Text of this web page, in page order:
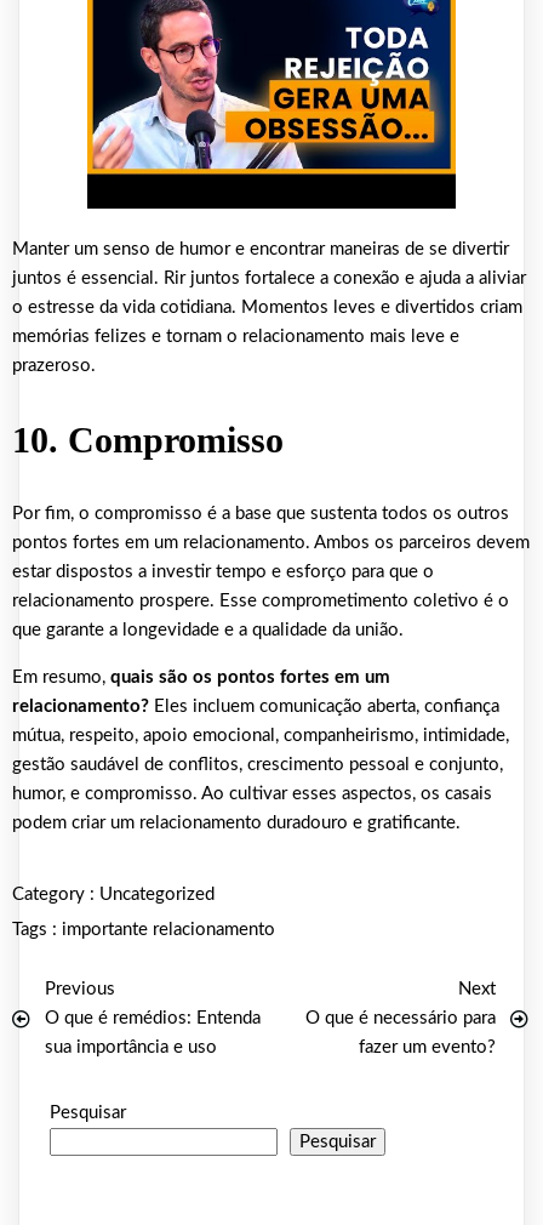
Manter um senso de humor e encontrar maneiras de se divertir
juntos é essencial. Rir juntos fortalece a conexão e ajuda a aliviar
o estresse da vida cotidiana. Momentos leves e divertidos criam
memórias felizes e tornam o relacionamento mais leve e
prazeroso.
10. Compromisso
Por fim, o compromisso é a base que sustenta todos os outros
pontos fortes em um relacionamento. Ambos os parceiros devem
estar dispostos a investir tempo e esforço para que o
relacionamento prospere. Esse comprometimento coletivo é o
que garante a longevidade e a qualidade da união.
Em resumo, quais são os pontos fortes em um
relacionamento? Eles incluem comunicação aberta, confiança
mútua, respeito, apoio emocional, companheirismo, intimidade,
gestão saudável de conflitos, crescimento pessoal e conjunto,
humor, e compromisso. Ao cultivar esses aspectos, os casais
podem criar um relacionamento duradouro e gratificante.
Category : Uncategorized
Tags : importante relacionamento
Previous
O que é remédios: Entenda
sua importância e uso
Next
O que é necessário para
fazer um evento?
Pesquisar
Pesquisar